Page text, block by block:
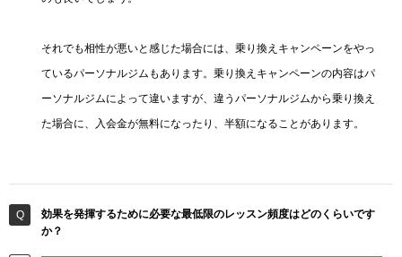
それでも相性が悪いと感じた場合には、乗り換えキャンペーンをやっ
ているパーソナルジムもあります。乗り換えキャンペーンの内容はパ
ーソナルジムによって違いますが、違うパーソナルジムから乗り換え
た場合に、入会金が無料になったり、半額になることがあります。
効果を発揮するために必要な最低限のレッスン頻度はどのくらいです
か？